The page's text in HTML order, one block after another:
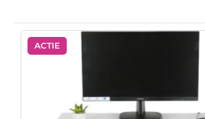
ACTIE